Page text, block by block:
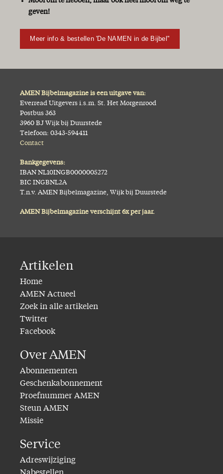
geven!
Meer info & bestellen 'De NAMEN in de Bijbel''
AMEN Bijbelmagazine is een uitgave van:
Everread Uitgevers i.s.m. St. Het Morgenrood
Postbus 363
3960 BJ Wijk bij Duurstede
Telefoon: 0343-594411
Contact
Bankgegevens:
IBAN NL10INGB0000005272
BIC INGBNL2A
T.n.v. AMEN Bijbelmagazine, Wijk bij Duurstede
AMEN Bijbelmagazine verschijnt 6x per jaar.
Artikelen
Home
AMEN Actueel
Zoek in alle artikelen
Twitter
Facebook
Over AMEN
Abonnementen
Geschenkabonnement
Proefnummer AMEN
Steun AMEN
Missie
Service
Adreswijziging